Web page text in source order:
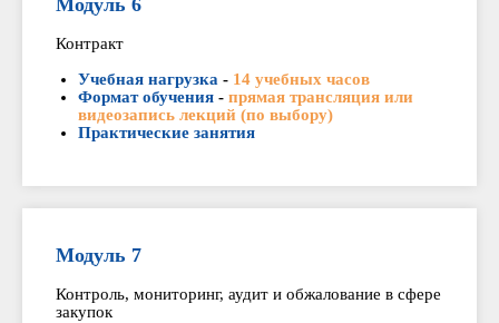
Модуль 6
Контракт
Учебная нагрузка - 14 учебных часов
Формат обучения - прямая трансляция или
видеозапись лекций (по выбору)
Практические занятия
Модуль 7
Контроль, мониторинг, аудит и обжалование в сфере
закупок